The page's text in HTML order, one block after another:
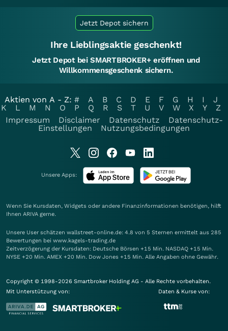
Jetzt Depot sichern
Ihre Lieblingsaktie geschenkt!
Jetzt Depot bei SMARTBROKER+ eröffnen und
Willkommensgeschenk sichern.
Aktien von A - Z: # A B C D E F G H I
J
K
L M N O P Q R S T U V W X Y
Z
Impressum
Disclaimer Datenschutz
Datenschutz-
Einstellungen
Nutzungsbedingungen
Unsere Apps:
Wenn Sie Kursdaten, Widgets oder andere Finanzinformationen benötigen, hilft
Ihnen ARIVA gerne.
Unsere User schätzen wallstreet-online.de: 4.8 von 5 Sternen ermittelt aus 285
Bewertungen bei www.kagels-trading.de
Zeitverzögerung der Kursdaten: Deutsche Börsen +15 Min. NASDAQ +15 Min.
NYSE +20 Min. AMEX +20 Min. Dow Jones +15 Min. Alle Angaben ohne Gewähr.
Copyright © 1998-2026 Smartbroker Holding AG - Alle Rechte vorbehalten.
Mit Unterstützung von:
Daten & Kurse von: